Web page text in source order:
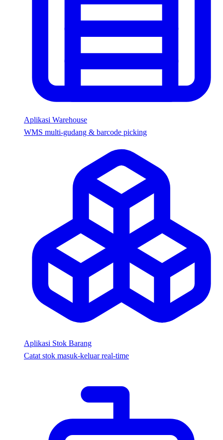
Aplikasi Warehouse
WMS multi-gudang & barcode picking
Aplikasi Stok Barang
Catat stok masuk-keluar real-time